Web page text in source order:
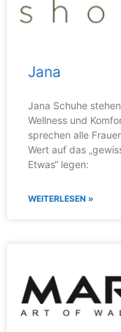
Jana
Jana Schuhe
Wellness und
sprechen alle
Wert auf das
Etwas“ legen:
WEITERLESEN »